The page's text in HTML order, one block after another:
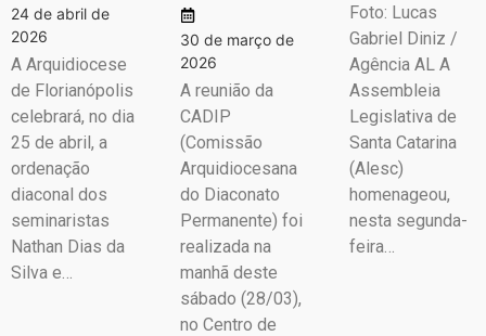
24 de abril de
2026
A Arquidiocese
de Florianópolis
celebrará, no dia
25 de abril, a
ordenação
diaconal dos
seminaristas
Nathan Dias da
Silva e…
30 de março de
2026
A reunião da
CADIP
(Comissão
Arquidiocesana
do Diaconato
Permanente) foi
realizada na
manhã deste
sábado (28/03),
no Centro de
Foto: Lucas
Gabriel Diniz /
Agência AL A
Assembleia
Legislativa de
Santa Catarina
(Alesc)
homenageou,
nesta segunda-
feira…